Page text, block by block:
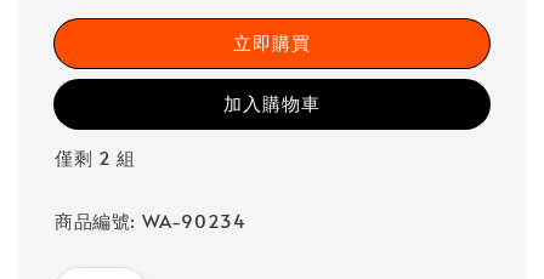
立即購買
加入購物車
僅剩 2 組
商品編號: WA-90234